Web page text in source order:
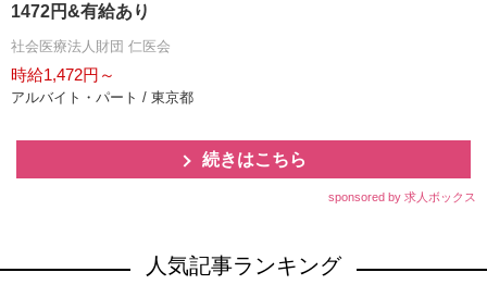
1472円&有給あり
社会医療法人財団 仁医会
時給1,472円～
アルバイト・パート / 東京都
続きはこちら
sponsored by 求人ボックス
人気記事ランキング